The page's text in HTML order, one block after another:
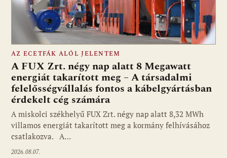
AZ ECETFÁK ALÓL JELENTEM
A FUX Zrt. négy nap alatt 8 Megawatt
energiát takarított meg – A társadalmi
felelősségvállalás fontos a kábelgyártásban
érdekelt cég számára
A miskolci székhelyű FUX Zrt. négy nap alatt 8,32 MWh
villamos energiát takarított meg a kormány felhívásához
csatlakozva. A…
2026.08.07.